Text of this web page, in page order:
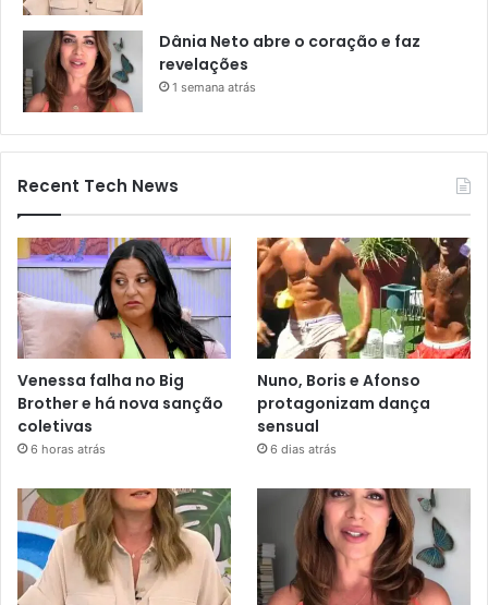
Dânia Neto abre o coração e faz
revelações
1 semana atrás
Recent Tech News
Venessa falha no Big
Brother e há nova sanção
coletivas
6 horas atrás
Nuno, Boris e Afonso
protagonizam dança
sensual
6 dias atrás